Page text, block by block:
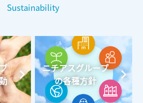
Sustainability
ニチアスグループ
の各種方針